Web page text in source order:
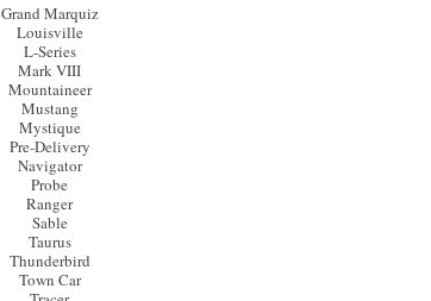
Grand Marquiz
Louisville
L-Series
Mark VIII
Mountaineer
Mustang
Mystique
Pre-Delivery
Navigator
Probe
Ranger
Sable
Taurus
Thunderbird
Town Car